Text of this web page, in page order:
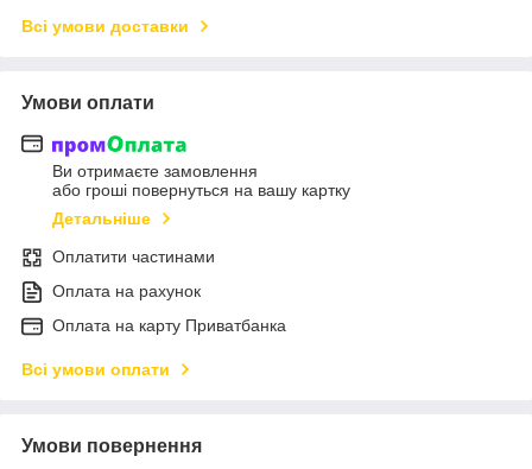
Всі умови доставки
Умови оплати
Ви отримаєте замовлення
або гроші повернуться на вашу картку
Детальніше
Оплатити частинами
Оплата на рахунок
Оплата на карту Приватбанка
Всі умови оплати
Умови повернення